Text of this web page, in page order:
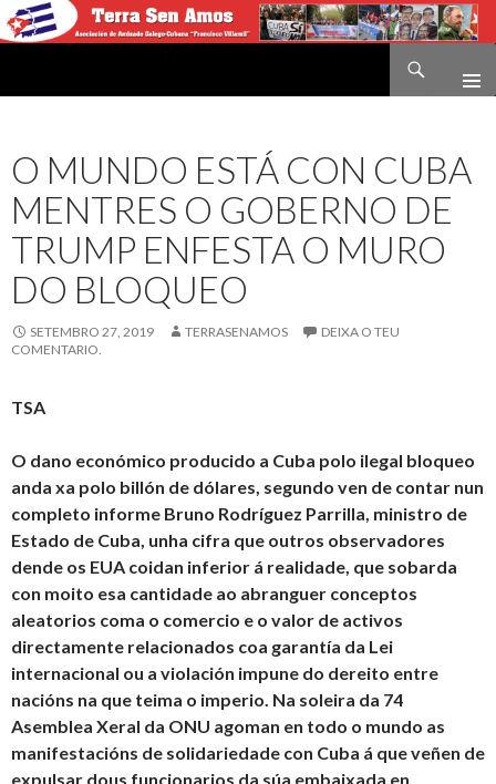
O MUNDO ESTÁ CON CUBA
MENTRES O GOBERNO DE
TRUMP ENFESTA O MURO
DO BLOQUEO
SETEMBRO 27, 2019 TERRASENAMOS
DEIXA O TEU
COMENTARIO.
TSA
O dano económico producido a Cuba polo ilegal bloqueo
anda xa polo billón de dólares, segundo ven de contar nun
completo informe Bruno Rodríguez Parrilla, ministro de
Estado de Cuba, unha cifra que outros observadores
dende os EUA coidan inferior á realidade, que sobarda
con moito esa cantidade ao abranguer conceptos
aleatorios coma o comercio e o valor de activos
directamente relacionados coa garantía da Lei
internacional ou a violación impune do dereito entre
nacións na que teima o imperio. Na soleira da 74
Asemblea Xeral da ONU agoman en todo o mundo as
manifestacións de solidariedade con Cuba á que veñen de
expulsar dous funcionarios da súa embaixada en